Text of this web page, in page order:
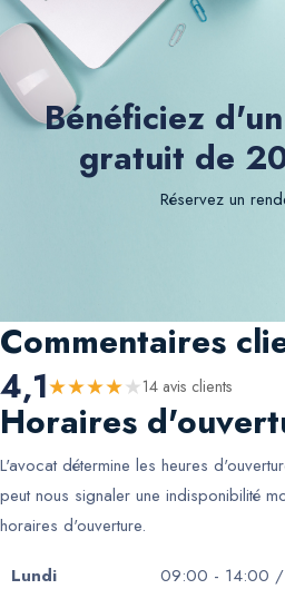
Bénéficiez
gratuit de
Réservez un
Commentaires
4,1★★★★★ 14 avis clients
Horaires
L'avocat détermine les heures
peut nous signaler une indisponibilité
horaires d'ouverture.
Lundi
09:00 - 14:00